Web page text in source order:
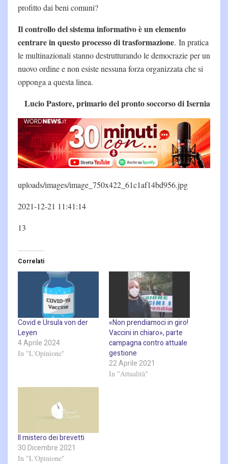
profitto dai beni comuni?
Il controllo del sistema informativo è un elemento
centrare in questo processo di trasformazione. In pratica
le multinazionali stanno destrutturando le democrazie per un
nuovo ordine e non esiste nessuna forza organizzata che si
opponga a questa linea.
Lucio Pastore, primario del pronto soccorso di Isernia
uploads/images/image_750x422_61c1af14bd956.jpg
2021-12-21 11:41:14
13
Correlati
Covid e Ursula von der
Leyen
4 Aprile 2024
In "L'Opinione"
«Non prendiamoci in giro!
Vaccini in chiaro», parte
campagna contro attuale
gestione
22 Aprile 2021
In "Attualità"
Il mistero dei brevetti
30 Dicembre 2021
In "L'Opinione"